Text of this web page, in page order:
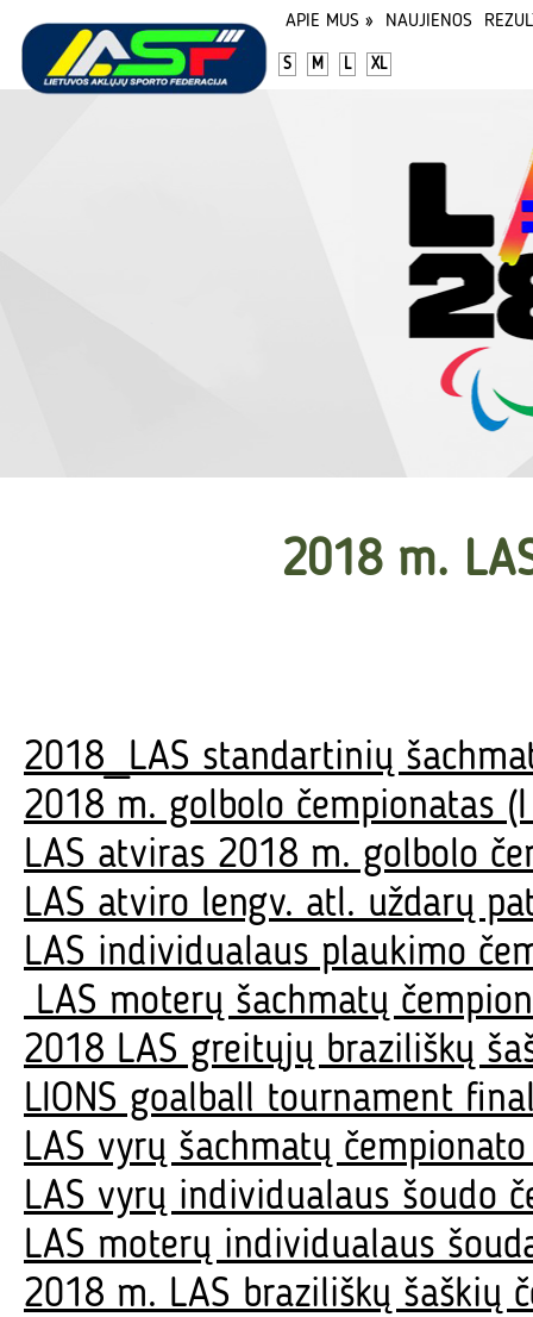
APIE MUS » NAUJIENOS
S M L XL
2018 m.
2018_LAS standartinių
2018 m. golbolo čempionatas
LAS atviras 2018 m. golbolo
LAS atviro lengv. atl. uždarų
LAS individualaus plaukimo
LAS moterų šachmatų
2018 LAS greitųjų braziliškų
LIONS goalball tournament
LAS vyrų šachmatų
LAS vyrų individualaus šoudo
LAS moterų individualaus
2018 m. LAS braziliškų šaškių